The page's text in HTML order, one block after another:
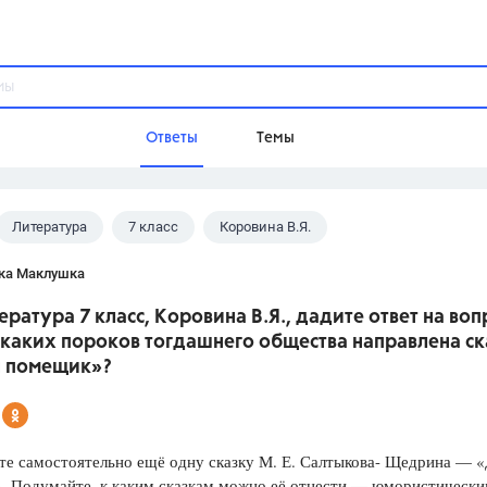
Ответы Темы
Домашнее задание
Школа
Разумовская М.М., Габриелян
Литература 7 класс Коровина В.Я.
Маклушка
7 класс, Коровина В.Я., дадите ответ на
пороков тогдашнего общества направлена
помещик»?
самостоятельно ещё одну сказку М. Е. Салтыкова- Щедрина —